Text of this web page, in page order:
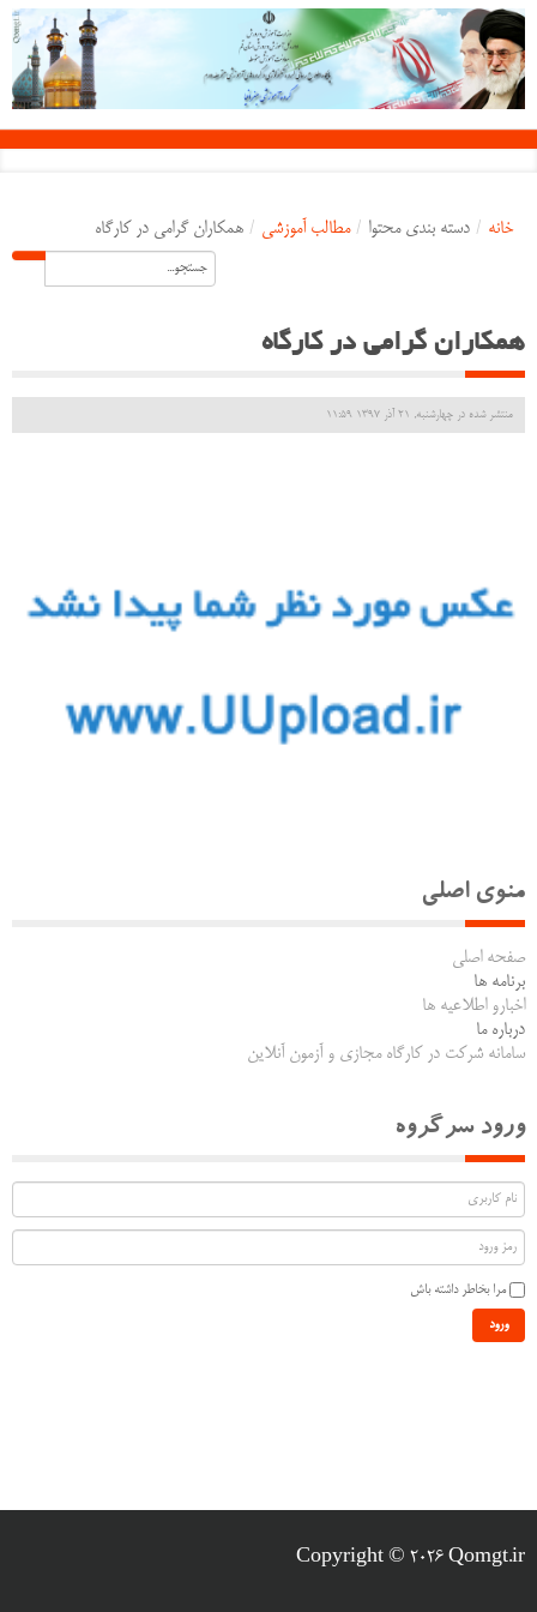
خانه / دسته بندی محتوا / مطالب آموزشی / همکاران گرامی در کارگاه
همکاران گرامی در کارگاه
منتشر شده در چهارشنبه, 21 آذر 1397 11:59
منوی اصلی
صفحه اصلی
برنامه ها
اخبارو اطلاعیه ها
درباره ما
سامانه شرکت در کارگاه مجازی و آزمون آنلاین
ورود سرگروه
مرا بخاطر داشته باش
ورود
Copyright © 2026 Qomgt.ir